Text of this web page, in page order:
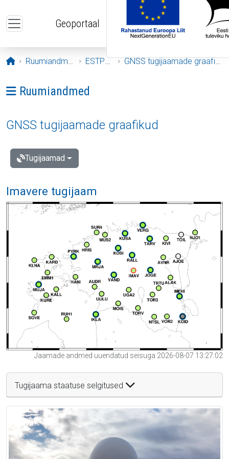
Geoportaal
Avaleht
Ruumiandmed ESTPOS GNSS tugijaamade graafikud
Ava menüü: Ruumiandmed
Ruumiandmed
GNSS tugijaamade graafikud
Tugijaamad
Imavere tugijaam
Jaamade andmed uuendatud seisuga 2026-08-07 13:27:02
Tugijaama staatuse selgitused